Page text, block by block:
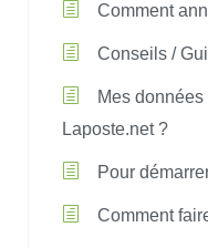
Comment
Conseils /
Mes
Laposte.net ?
Pour
Comment